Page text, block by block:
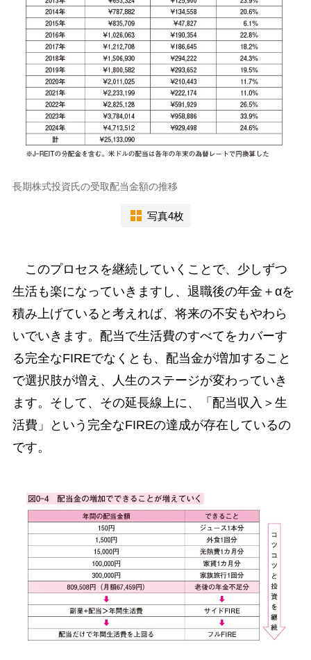
長期株式投資氏の受取配当金額の推移
写真4枚
このプロセスを継続していくことで、少しずつ
生活も楽になっていきますし、退職後の年金＋αを
積み上げていると考えれば、将来の不安もやわら
いでいきます。配当で生活費のすべてをカバーす
る完全なFIREでなくとも、配当金が増加すること
で選択肢が増え、人生のステージが変わっていき
ます。そして、その延長線上に、「配当収入＞生
活費」という完全なFIREの達成が存在しているの
です。